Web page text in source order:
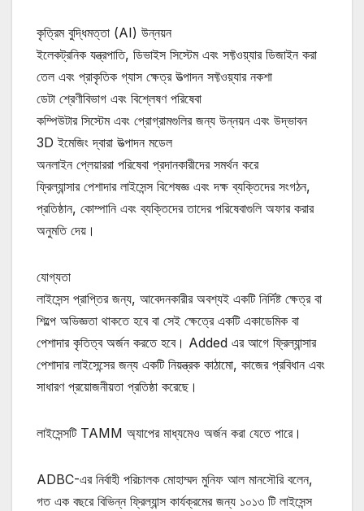
কৃত্রিম বুদ্ধিমত্তা (AI) উন্নয়ন
ইলেকট্রনিক যন্ত্রপাতি, ডিভাইস সিস্টেম এবং সফ্টওয়্যার ডিজাইন করা
তেল এবং প্রাকৃতিক গ্যাস ক্ষেত্র উত্পাদন সফ্টওয়্যার নকশা
ডেটা শ্রেণীবিভাগ এবং বিশ্লেষণ পরিষেবা
কম্পিউটার সিস্টেম এবং প্রোগ্রামগুলির জন্য উন্নয়ন এবং উদ্ভাবন
3D ইমেজিং দ্বারা উত্পাদন মডেল
অনলাইন প্লেয়াররা পরিষেবা প্রদানকারীদের সমর্থন করে
ফ্রিল্যান্সার পেশাদার লাইসেন্স বিশেষজ্ঞ এবং দক্ষ ব্যক্তিদের সংগঠন,
প্রতিষ্ঠান, কোম্পানি এবং ব্যক্তিদের তাদের পরিষেবাগুলি অফার করার
অনুমতি দেয়।
যোগ্যতা
লাইসেন্স প্রাপ্তির জন্য, আবেদনকারীর অবশ্যই একটি নির্দিষ্ট ক্ষেত্র বা
শিল্পে অভিজ্ঞতা থাকতে হবে বা সেই ক্ষেত্রে একটি একাডেমিক বা
পেশাদার কৃতিত্ব অর্জন করতে হবে। Added এর আগে ফ্রিল্যান্সার
পেশাদার লাইসেন্সের জন্য একটি নিয়ন্ত্রক কাঠামো, কাজের প্রবিধান এবং
সাধারণ প্রয়োজনীয়তা প্রতিষ্ঠা করেছে।
লাইসেন্সটি TAMM অ্যাপের মাধ্যমেও অর্জন করা যেতে পারে।
ADBC-এর নির্বাহী পরিচালক মোহাম্মদ মুনিফ আল মানসৌরি বলেন,
গত এক বছরে বিভিন্ন ফ্রিল্যান্স কার্যক্রমের জন্য ১০১৩ টি লাইসেন্স